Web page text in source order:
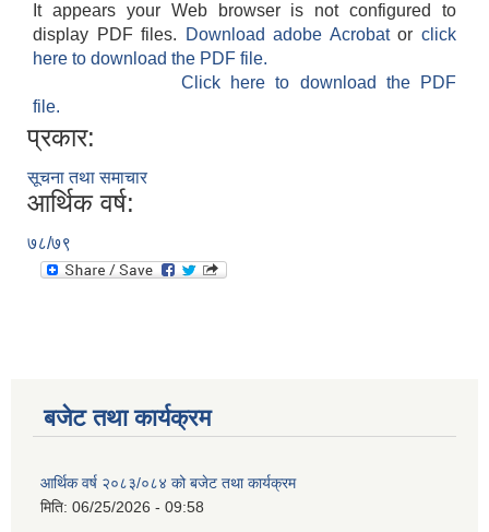
It appears your Web browser is not configured to
display PDF files.
Download adobe Acrobatorclick
here to download the PDF file.
Click here to download the PDF
file.
प्रकार:
सूचना तथा समाचार
आर्थिक वर्ष:
७८/७९
बजेट तथा कार्यक्रम
आर्थिक वर्ष २०८३/०८४ को बजेट तथा कार्यक्रम
मिति: 06/25/2026 - 09:58